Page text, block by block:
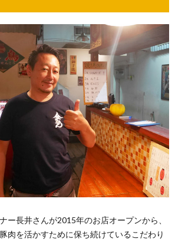
ー長井さんが2015年のお店オープンから、
肉を活かすために保ち続けているこだわり